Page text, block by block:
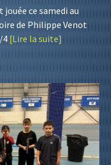
jouée ce samedi au
de Philippe Venot
4 [Lire la suite]